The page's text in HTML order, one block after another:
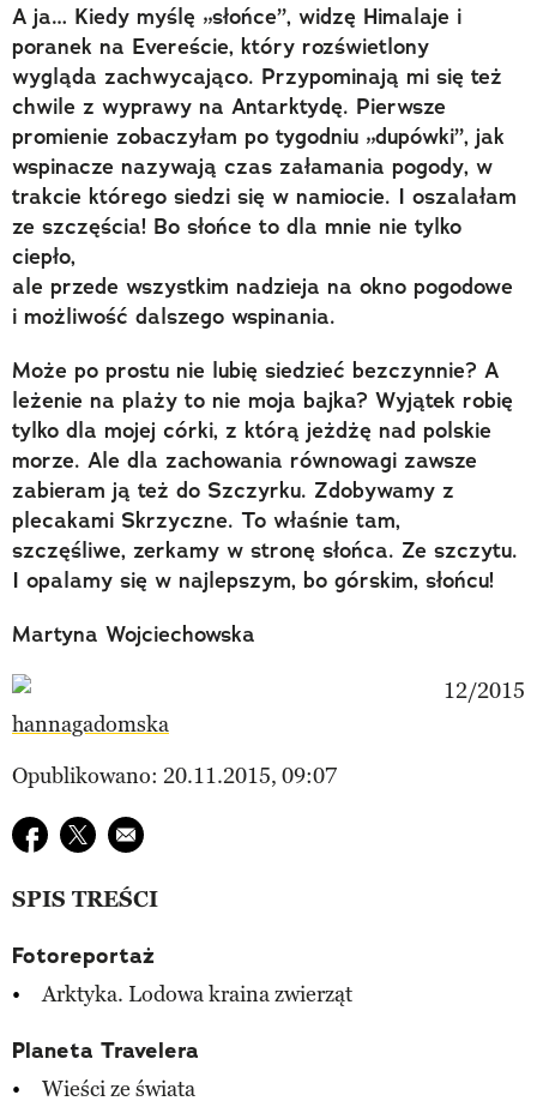
A ja… Kiedy myślę „słońce”, widzę Himalaje i
poranek na Evereście, który rozświetlony
wygląda zachwycająco. Przypominają mi się też
chwile z wyprawy na Antarktydę. Pierwsze
promienie zobaczyłam po tygodniu „dupówki”, jak
wspinacze nazywają czas załamania pogody, w
trakcie którego siedzi się w namiocie. I oszalałam
ze szczęścia! Bo słońce to dla mnie nie tylko
ciepło,
ale przede wszystkim nadzieja na okno pogodowe
i możliwość dalszego wspinania.
Może po prostu nie lubię siedzieć bezczynnie? A
leżenie na plaży to nie moja bajka? Wyjątek robię
tylko dla mojej córki, z którą jeżdżę nad polskie
morze. Ale dla zachowania równowagi zawsze
zabieram ją też do Szczyrku. Zdobywamy z
plecakami Skrzyczne. To właśnie tam,
szczęśliwe, zerkamy w stronę słońca. Ze szczytu.
I opalamy się w najlepszym, bo górskim, słońcu!
Martyna Wojciechowska
hannagadomska
Opublikowano: 20.11.2015, 09:07
Udostępnij na facebook
Udostępnij na twitter
E-mail do przyjaciela
SPIS TREŚCI
Fotoreportaż
Arktyka. Lodowa kraina zwierząt
Planeta Travelera
Wieści ze świata